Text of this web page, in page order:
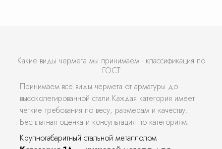
Какие виды чермета мы принимаем - классификация по
ГОСТ
Принимаем все виды чермета от арматуры до
высоколегированной стали.Каждая категория имеет
четкие требования по весу, размерам и качеству.
Бесплатная оценка и консультация по категориям.
Крупногабаритный стальной металлолом